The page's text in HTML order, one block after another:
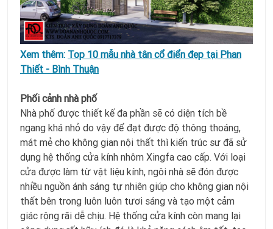
Xem thêm: Top 10 mẫu nhà tân cổ điển đẹp tại Phan
Thiết - Bình Thuận
Phối cảnh nhà phố
Nhà phố được thiết kế đa phần sẽ có diện tích bề
ngang khá nhỏ do vậy để đạt được độ thông thoáng,
mát mẻ cho không gian nội thất thì kiến trúc sư đã sử
dụng hệ thống cửa kính nhôm Xingfa cao cấp. Với loại
cửa được làm từ vật liệu kính, ngôi nhà sẽ đón được
nhiều nguồn ánh sáng tự nhiên giúp cho không gian nội
thất bên trong luôn luôn tươi sáng và tạo một cảm
giác rộng rãi dễ chịu. Hệ thống cửa kính còn mang lại